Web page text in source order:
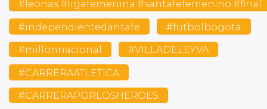
#leonas #ligafemenina #santafefemenino #final
#independientedantafe #futbolbogota
#millonnacional #VILLADELEYVA
#CARRERAATLETICA
#CARRERAPORLOSHEROES